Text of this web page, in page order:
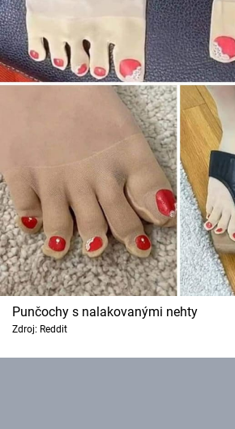
Punčochy s nalakovanými nehty
Zdroj: Reddit